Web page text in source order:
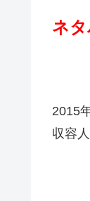
ネ
2015
収容